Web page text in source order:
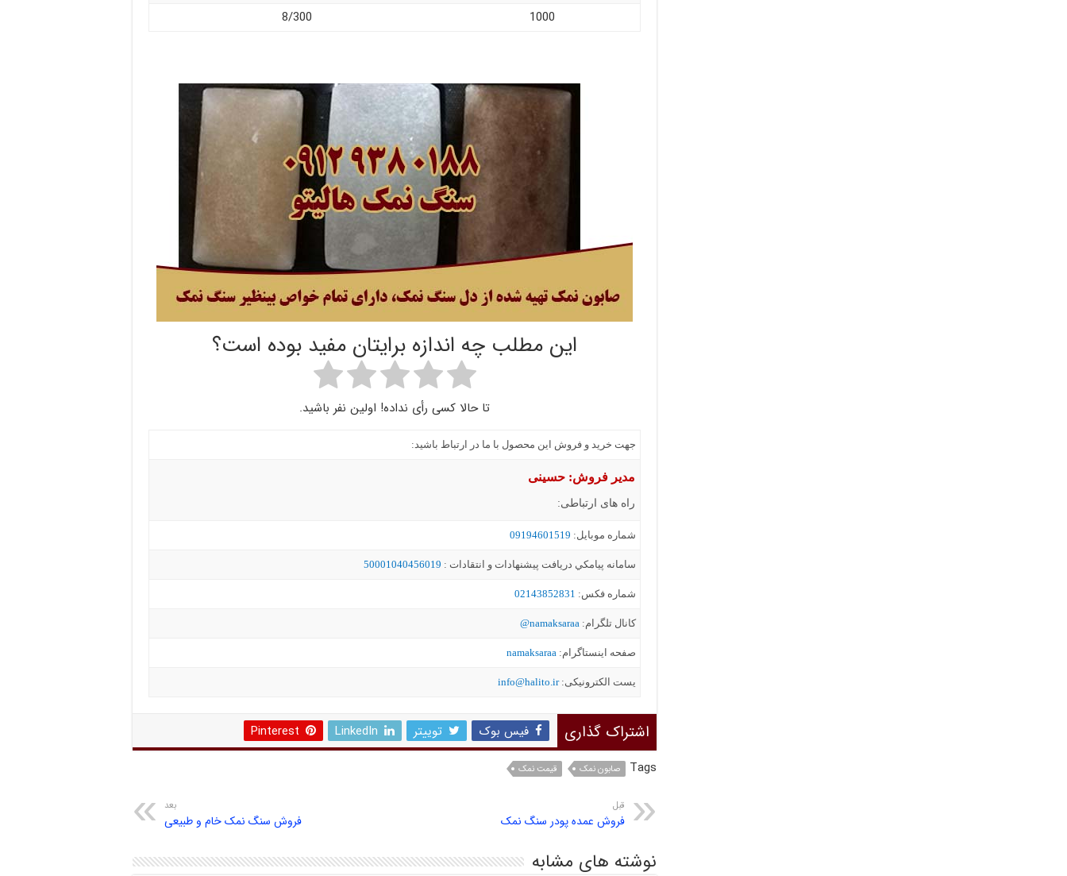
1000
8/300
این مطلب چه اندازه برایتان مفید بوده است؟
تا حالا کسی رأی نداده! اولین نفر باشید.
جهت خرید و فروش این محصول با ما در ارتباط باشید:
مدیر فروش: حسینی
راه های ارتباطی:
شماره موبايل: 09194601519
سامانه پيامکي دریافت پیشنهادات و انتقادات : 50001040456019
شماره فکس: 02143852831
کانال تلگرام:namaksaraa@
صفحه اینستاگرام:namaksaraa
یست الکترونیکی:info@halito.ir
اشتراک گذاری فیس بوک توییتر LinkedIn
Pinterest
Tags
صابون نمک قیمت نمک
قبل
فروش عمده پودر سنگ نمک
بعد
فروش سنگ نمک خام و طبیعی
نوشته های مشابه